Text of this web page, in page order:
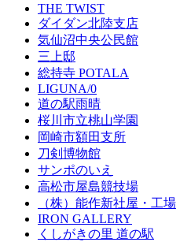
THE TWIST
ダイダン北陸支店
気仙沼中央公民館
三上邸
総持寺 POTALA
LIGUNA/0
道の駅雨晴
桜川市立桃山学園
岡崎市額田支所
刀剣博物館
サンポのいえ
高松市屋島競技場
（株）能作新社屋・工場
IRON GALLERY
くしがきの里 道の駅